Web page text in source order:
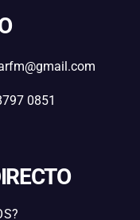
0851